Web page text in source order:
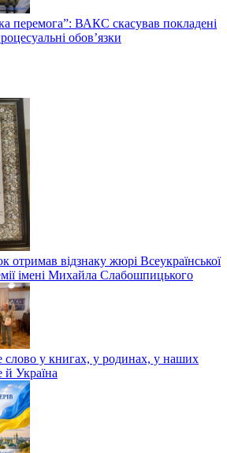
перемога”: ВАКС скасував покладені
обов’язки
отримав відзнаку жюрі Всеукраїнської
імені Михайла Слабошпицького
у книгах, у родинах, у наших
Україна